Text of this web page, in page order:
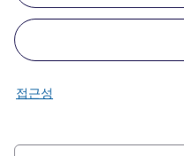
접근성